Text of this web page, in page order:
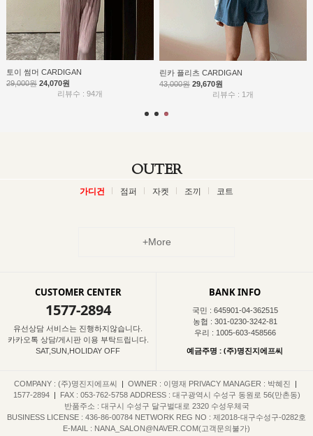
토이 썸머 CARDIGAN
29,000원 24,070원
리뷰수 : 94개
린카 플리츠 CARDIGAN
43,000원 29,670원
리뷰수 : 1개
OUTER
가디건 점퍼 자켓 조끼 코트
+More
CUSTOMER CENTER
1577-2894
유선상담 서비스는 진행하지않습니다.
카카오톡 상담/게시판 이용 부탁드립니다.
SAT,SUN,HOLIDAY OFF
BANK INFO
국민 : 645901-04-362515
농협 : 301-0230-3242-81
우리 : 1005-603-458566
예금주명 : (주)명진지에프씨
COMPANY : (주)명진지에프씨 | OWNER : 이명재 PRIVACY MANAGER : 박혜진
|
1577-2894
| FAX : 053-762-5758 ADDRESS : 대구광역시 수성구 동원로 56(만촌동)
반품주소 : 대구시 수성구 달구벌대로 2320 수성우체국
BUSINESS LICENSE : 436-86-00784 NETWORK REG NO : 제2018-대구수성구-0282호
E-MAIL : NANA_SALON@NAVER.COM(고객문의불가)